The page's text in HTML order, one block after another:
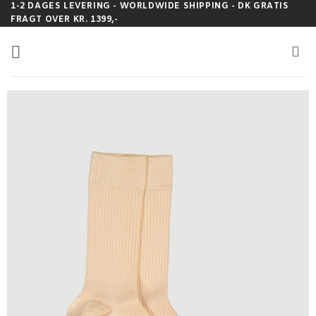
Fortsæt
til
indhold
1-2 DAGES LEVERING - WORLDWIDE SHIPPING - DK GRATIS
FRAGT OVER KR. 1399,-